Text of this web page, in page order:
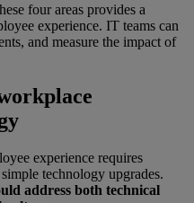
four areas provides a
experience. IT teams can
and measure the impact of
experience requires
technology upgrades.
address both technical